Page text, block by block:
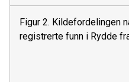
Figur 2. Kildefordelingen
registrerte funn i Rydde